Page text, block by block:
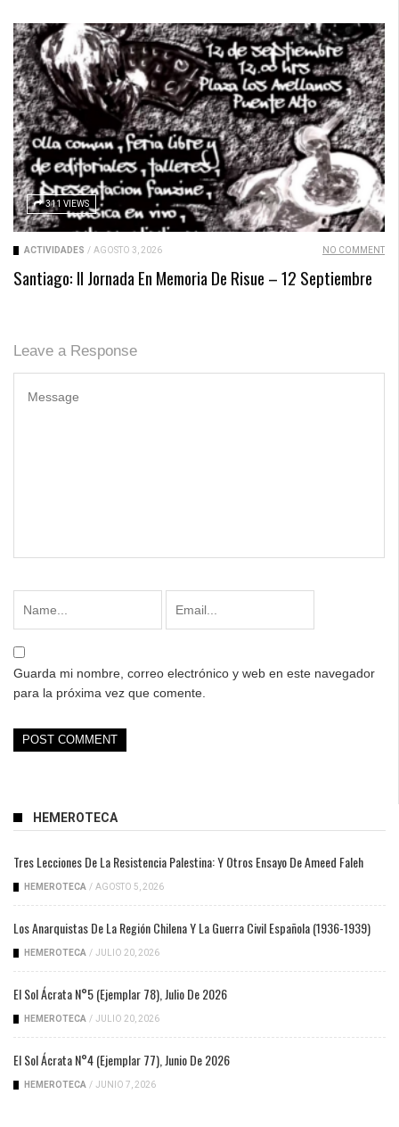
311 VIEWS
ACTIVIDADES / AGOSTO 3, 2026 NO COMMENT
Santiago: II Jornada En Memoria De Risue – 12 Septiembre
Leave a Response
Guarda mi nombre, correo electrónico y web en este navegador
para la próxima vez que comente.
HEMEROTECA
Tres Lecciones De La Resistencia Palestina: Y Otros Ensayo De Ameed Faleh
HEMEROTECA / AGOSTO 5, 2026
Los Anarquistas De La Región Chilena Y La Guerra Civil Española (1936-1939)
HEMEROTECA / JULIO 20, 2026
El Sol Ácrata N°5 (ejemplar 78), Julio De 2026
HEMEROTECA / JULIO 20, 2026
El Sol Ácrata N°4 (ejemplar 77), Junio De 2026
HEMEROTECA / JUNIO 7, 2026